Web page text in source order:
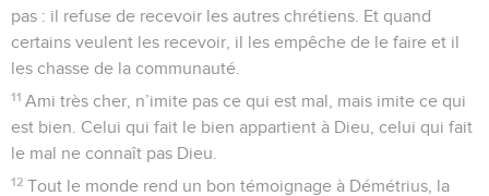
pas : il refuse de recevoir les autres chrétiens. Et quand
certains veulent les recevoir, il les empêche de le faire et il
les chasse de la communauté.
11 Ami très cher, n’imite pas ce qui est mal, mais imite ce qui
est bien. Celui qui fait le bien appartient à Dieu, celui qui fait
le mal ne connaît pas Dieu.
12 Tout le monde rend un bon témoignage à Démétrius, la